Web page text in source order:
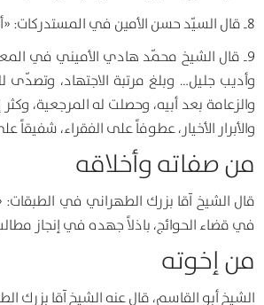
8ـ قال السيّد حسن الأمين في المستدركات: «أحد مشاهير العلماء والعارفين والشعراء في العهد القاجاري»(10).
9ـ قال الشيخ محمّد هادي الأميني في
وأديب جليل… وبلغ مرتبة الاجتهاد، وتصدّى
والزعامة بعد أبيه، وحصلت له المرجعية،
والأبرار الأخيار، عطوفاً على الفقراء،
من صفاته وأخلاقه
قال الشيخ آقا بزرك الطهراني في الطبقات:
في قضاء الحوائج، باذلاً جهده في إنجاز
من إخوته
الشيخ أبو القاسم، قال عنه الشيخ آقا بزرك